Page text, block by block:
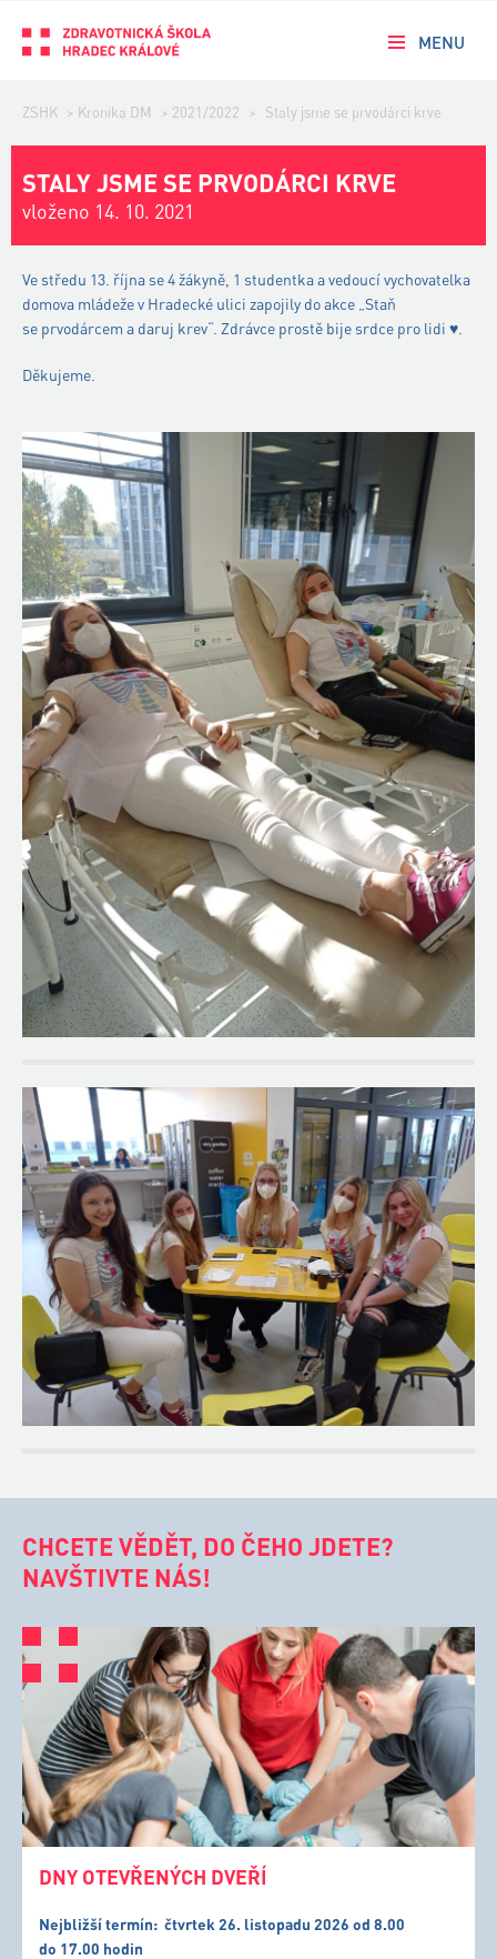
MENU
ZSHK > Kronika DM > 2021/2022 > Staly jsme se prvodárci krve
STALY JSME SE PRVODÁRCI KRVE
vloženo 14. 10. 2021
Ve středu 13. října se 4 žákyně, 1 studentka a vedoucí vychovatelka
domova mládeže v Hradecké ulici zapojily do akce „Staň
se prvodárcem a daruj krev“. Zdrávce prostě bije srdce pro lidi ♥.
Děkujeme.
CHCETE VĚDĚT, DO ČEHO JDETE?
NAVŠTIVTE NÁS!
DNY OTEVŘENÝCH DVEŘÍ
Nejbližší termín: čtvrtek 26. listopadu 2026 od 8.00
do 17.00 hodin